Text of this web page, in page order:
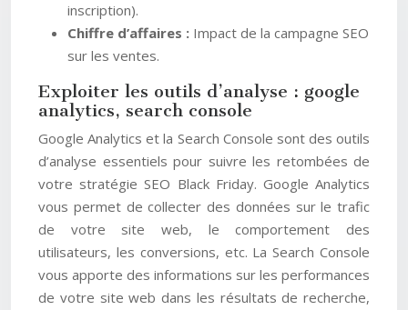
inscription).
Chiffre d’affaires : Impact de la campagne SEO
sur les ventes.
Exploiter les outils d’analyse : google
analytics, search console
Google Analytics et la Search Console sont des outils
d’analyse essentiels pour suivre les retombées de
votre stratégie SEO Black Friday. Google Analytics
vous permet de collecter des données sur le trafic
de votre site web, le comportement des
utilisateurs, les conversions, etc. La Search Console
vous apporte des informations sur les performances
de votre site web dans les résultats de recherche,